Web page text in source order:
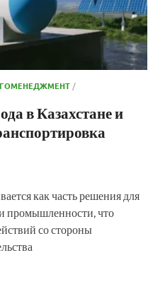
/
в Казахстане и
как часть решения для
промышленности, что
со стороны